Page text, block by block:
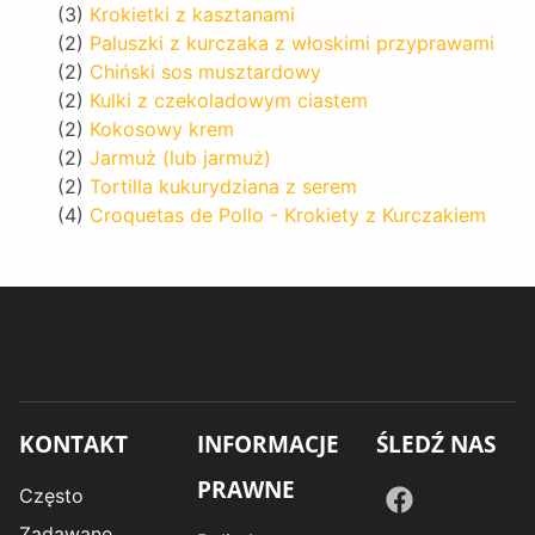
(3) Krokietki z kasztanami
(2) Paluszki z kurczaka z włoskimi przyprawami
(2) Chiński sos musztardowy
(2) Kulki z czekoladowym ciastem
(2) Kokosowy krem
(2) Jarmuż (lub jarmuż)
(2) Tortilla kukurydziana z serem
(4) Croquetas de Pollo - Krokiety z Kurczakiem
KONTAKT
Często
INFORMACJE
PRAWNE
ŚLEDŹ NAS